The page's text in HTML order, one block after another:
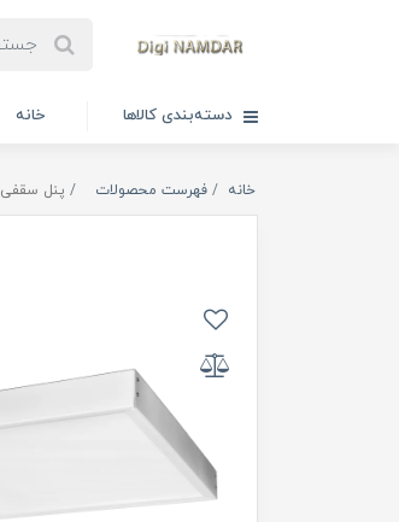
دسته‌بندی کالاها خانه
خانه فهرست محصولات پنل سقفی SMD توکار 60*60 (36w/54w) وات مدل آرشید گلنور